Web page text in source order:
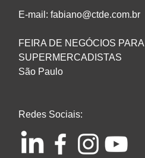
E-mail: fabiano@ctde.com.br
FEIRA DE NEGÓCIOS PARA
SUPERMERCADISTAS
São Paulo
Redes Sociais: